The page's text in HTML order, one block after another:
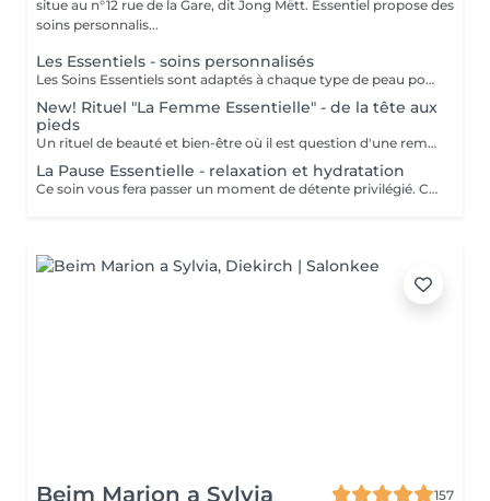
situe au n°12 rue de la Gare, dit Jong Mëtt. Essentiel propose des
soins personnalis...
Les Essentiels - soins personnalisés
Les Soins Essentiels sont adaptés à chaque type de peau pour répondre à vos attentes et besoins. Incluant un diagnostique, un nettoyage et gommage adapté, les soins spécifiques d'hydratation, le modelage et drainage manuel du visage et une pose masque. Suivant les besoins diagnostiqués je vous proposerai un protocole se soin le plus adapté pour que vous obteniez le meilleur résultat. Le soin Global inclut les épilations sourcils et contour bouche. Le but des soins essentiels étant d'apporter un soulagement, un effet et une expérience adaptée pour des résultats durables. Inclure un massage INDIBA® à votre soin essentiel augmente les effets des soins apportés et augmente le résultat (oxygénation, détente musculaire, hydratation, anti-âge, anti inflammatoire, équilibrant) Le point fort du soin: le massage évidemment et le résultat grâce aux soins ciblés. Pour plus de renseignements n'hésitez pas à prendre contact avec nous. Pensez à réserver vos teintures, épilations etc séparément dans "les plus essentiels à réserver", ces prestations ne sont pas incluses dans le prix ni la durée d'un soin essentiel. A bientôt. Catherine
New! Rituel "La Femme Essentielle" - de la tête aux
pieds
Un rituel de beauté et bien-être où il est question d'une remise en beauté de la tête aux pieds. Plus qu'un simple soin, le Rituel La Femme Essentielle est une parenthèse bien-être et beauté. Entre les mains expérimentées de Catherine Lecoq vous vous laisserez porter et surprendre. 2h30-3h lors desquelles vous n'avez rien à faire, ni à penser. Je m'en charge pour vous et je ne laisserai rien au hasard. Résultat: un émerveillement et un changement subtile pour vous embellir. Le rituel comprend un - soin du visage - remise en beauté des mains et pieds - remise en beauté des cils et sourcils - massages relaxants personnalisés -
La Pause Essentielle - relaxation et hydratation
Ce soin vous fera passer un moment de détente privilégié. Ce soin s'adresse à toutes et tous qui souhaite passer un moment agréable et oublier le quotidien. Hydratation, gommage, massage tout en douceur. Convient à tout type de peau (soins adaptés) Le point fort: Le massage sans aucun doute!
Beim Marion a Sylvia
157